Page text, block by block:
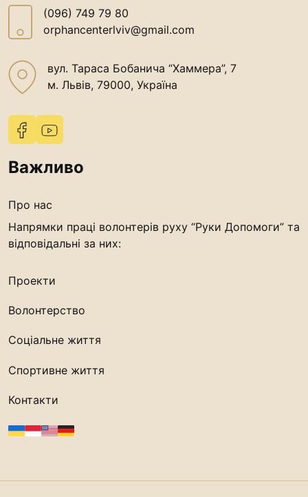
(096) 749 79 80
orphancenterlviv@gmail.com
вул. Тараса Бобанича “Хаммера”, 7
м. Львів, 79000, Україна
Важливо
Про нас
Напрямки праці волонтерів руху “Руки Допомоги” та
відповідальні за них:
Проекти
Волонтерство
Соціальне життя
Спортивне життя
Контакти